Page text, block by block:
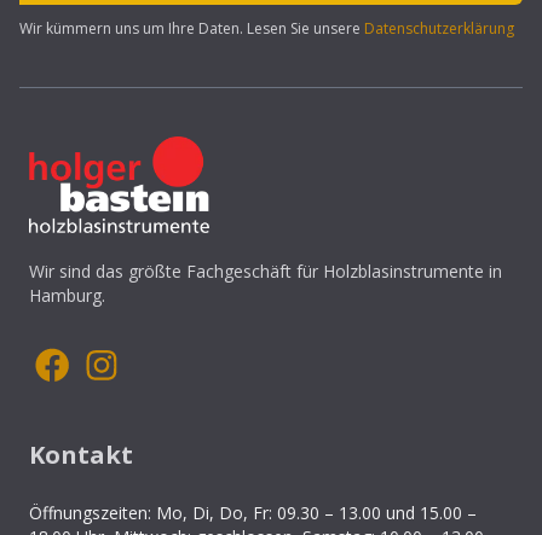
Wir kümmern uns um Ihre Daten. Lesen Sie unsere Datenschutzerklärung
Wir sind das größte Fachgeschäft für Holzblasinstrumente in
Hamburg.
Kontakt
Öffnungszeiten: Mo, Di, Do, Fr: 09.30 – 13.00 und 15.00 –